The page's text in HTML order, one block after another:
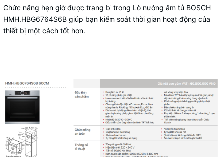
Chức năng hẹn giờ được trang bị trong Lò nướng âm tủ BOSCH
HMH.HBG6764S6B giúp bạn kiểm soát thời gian hoạt động của
thiết bị một cách tốt hơn.